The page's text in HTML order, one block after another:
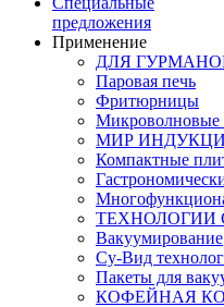
предложения
Применение
ДЛЯ
Паровая печь
Фритюрницы
Микроволновые
МИР
Компактные
ТЕХНОЛОГИИ
Вакуумирование
Су-Вид
Пакеты для
КОФЕЙНАЯ